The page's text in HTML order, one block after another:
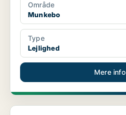
Område
Munkebo
Type
Lejlighed
Mere info
Lejlighed i Otterup